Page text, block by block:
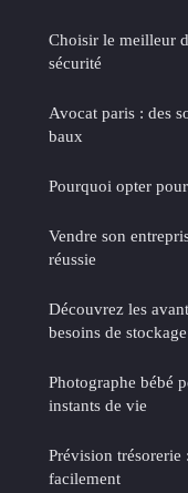
Choisir le meilleur
sécurité
Avocat paris : des
baux
Pourquoi opter
Vendre son
réussie
Découvrez les
besoins de stockage
Photographe bébé
instants de vie
Prévision
facilement